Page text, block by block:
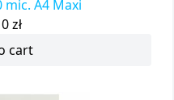
A4 Maxi
zł
cart